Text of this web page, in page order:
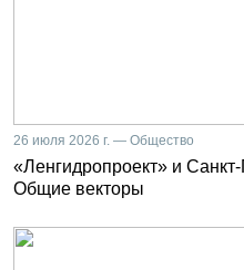
26 июля 2026 г. — Общество
«Ленгидропроект» и
Общие векторы